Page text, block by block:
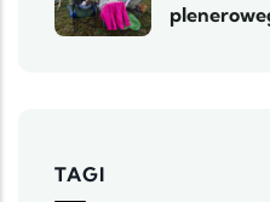
TAGI